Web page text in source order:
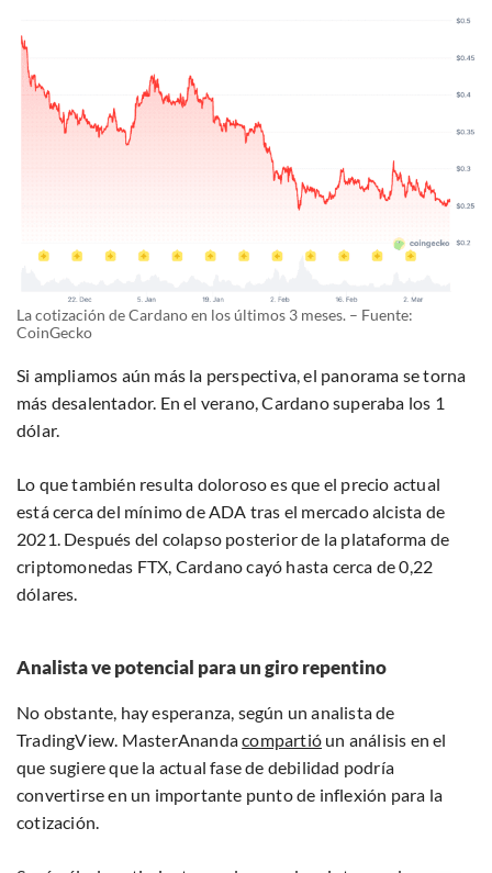
La cotización de Cardano en los últimos 3 meses. – Fuente:
CoinGecko
Si ampliamos aún más la perspectiva, el panorama se torna
más desalentador. En el verano, Cardano superaba los 1
dólar.
Lo que también resulta doloroso es que el precio actual
está cerca del mínimo de ADA tras el mercado alcista de
2021. Después del colapso posterior de la plataforma de
criptomonedas FTX, Cardano cayó hasta cerca de 0,22
dólares.
Analista ve potencial para un giro repentino
No obstante, hay esperanza, según un analista de
TradingView. MasterAnandacompartió un análisis en el
que sugiere que la actual fase de debilidad podría
convertirse en un importante punto de inflexión para la
cotización.